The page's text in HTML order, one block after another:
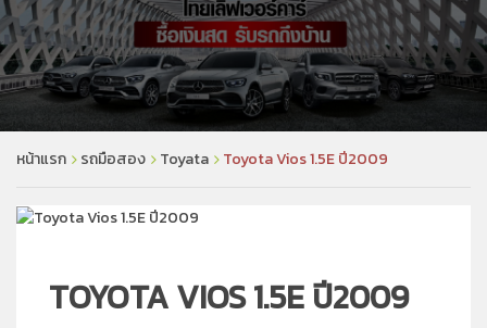
หน้าแรก รถมือสอง Toyata Toyota Vios 1.5E ปี2009
TOYOTA VIOS 1.5E ปี2009